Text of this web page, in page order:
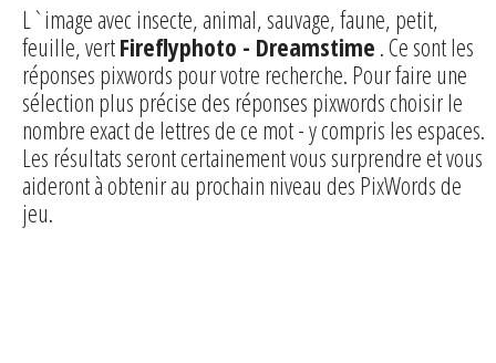
L`image avec insecte, animal, sauvage, faune, petit,
feuille, vertFireflyphoto - Dreamstime . Ce sont les
réponses pixwords pour votre recherche. Pour faire une
sélection plus précise des réponses pixwords choisir le
nombre exact de lettres de ce mot - y compris les espaces.
Les résultats seront certainement vous surprendre et vous
aideront à obtenir au prochain niveau des PixWords de
jeu.